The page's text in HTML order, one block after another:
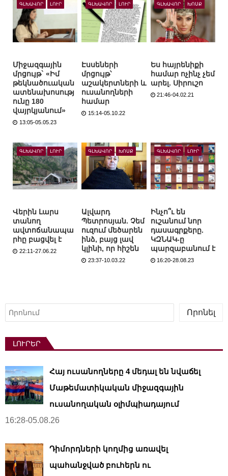
ԳԼԽԱՎՈՐ ԼՈՒՐ
Միջազգային
մրցույթ` «Իմ
թեկնածուական
ատենախոսությ
ունը 180
վայրկյանում»
13:05-05.05.23
ԳԼԽԱՎՈՐ ԼՈՒՐ
Էսսեների
մրցույթ՝
աշակերտների և
ուսանողների
համար
15:14-05.10.22
ԳԼԽԱՎՈՐ ԽՈՍՔ
Ես հայրենիքի
համար ոչինչ չեմ
արել. Սիրուշո
21:46-04.02.21
ԳԼԽԱՎՈՐ ԼՈՒՐ
Վերին Լարս
տանող
ավտոճանապա
րհը բացվել է
22:11-27.06.22
ԳԼԽԱՎՈՐ ԽՈՍՔ
Ալվարդ
Պետրոսյան. Չեմ
ուզում մեծարեն
ինձ, բայց լավ
կլինի, որ հիշեն
23:37-10.03.22
ԳԼԽԱՎՈՐ ԼՈՒՐ
Ինչո՞ւ են
ուշանում նոր
դասագրքերը.
ԿԶՆԱԿ-ը
պարզաբանում է
16:20-28.08.23
Որոնել
Որոնել
ԼՈՒՐԵՐ
Հայ ուսանողները 4 մեդալ են նվաճել
Մաթեմատիկական միջազգային
ուսանողական օլիմպիադայում
16:28-05.08.26
Դիմորդների կողմից առավել
պահանջված բուհերն ու